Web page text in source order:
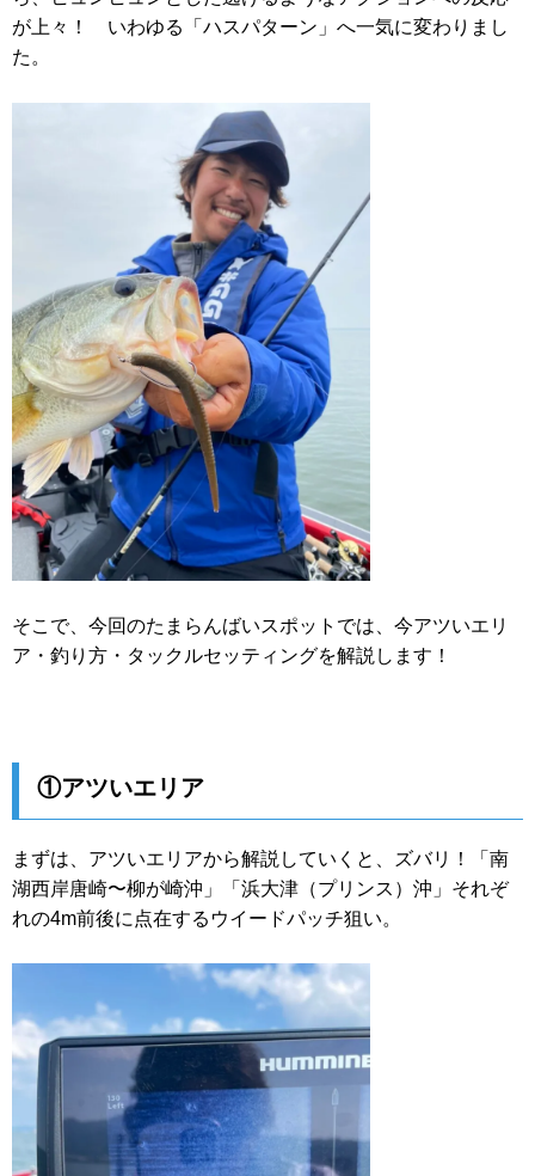
が上々！ いわゆる「ハスパターン」へ一気に変わりまし
た。
そこで、今回のたまらんばいスポットでは、今アツいエリ
ア・釣り方・タックルセッティングを解説します！
①アツいエリア
まずは、アツいエリアから解説していくと、ズバリ！「南
湖西岸唐崎〜柳が崎沖」「浜大津（プリンス）沖」それぞ
れの4m前後に点在するウイードパッチ狙い。